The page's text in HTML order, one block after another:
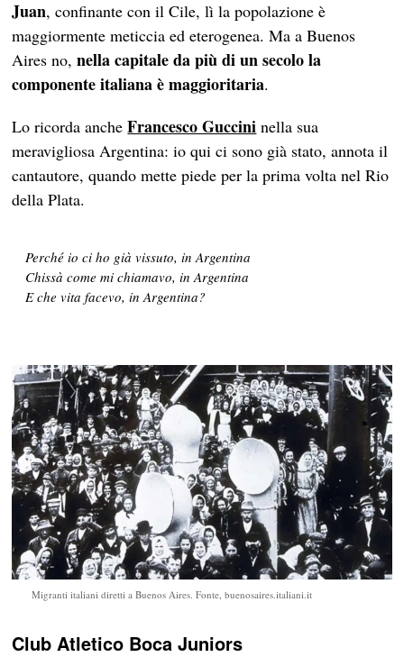
Juan, confinante con il Cile, lì la popolazione è
maggiormente meticcia ed eterogenea. Ma a Buenos
Aires no,nella capitale da più di un secolo la
componente italiana è maggioritaria.
Lo ricorda ancheFrancesco Guccini nella sua
meravigliosa Argentina: io qui ci sono già stato, annota il
cantautore, quando mette piede per la prima volta nel Rio
della Plata.
Perché io ci ho già vissuto, in Argentina
Chissà come mi chiamavo, in Argentina
E che vita facevo, in Argentina?
Migranti italiani diretti a Buenos Aires. Fonte, buenosaires.italiani.it
Club Atletico Boca Juniors